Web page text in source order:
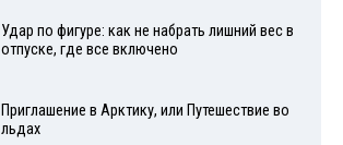
Удар по фигуре: как не набрать лишний вес в
отпуске, где все включено
Приглашение в Арктику, или Путешествие во
льдах